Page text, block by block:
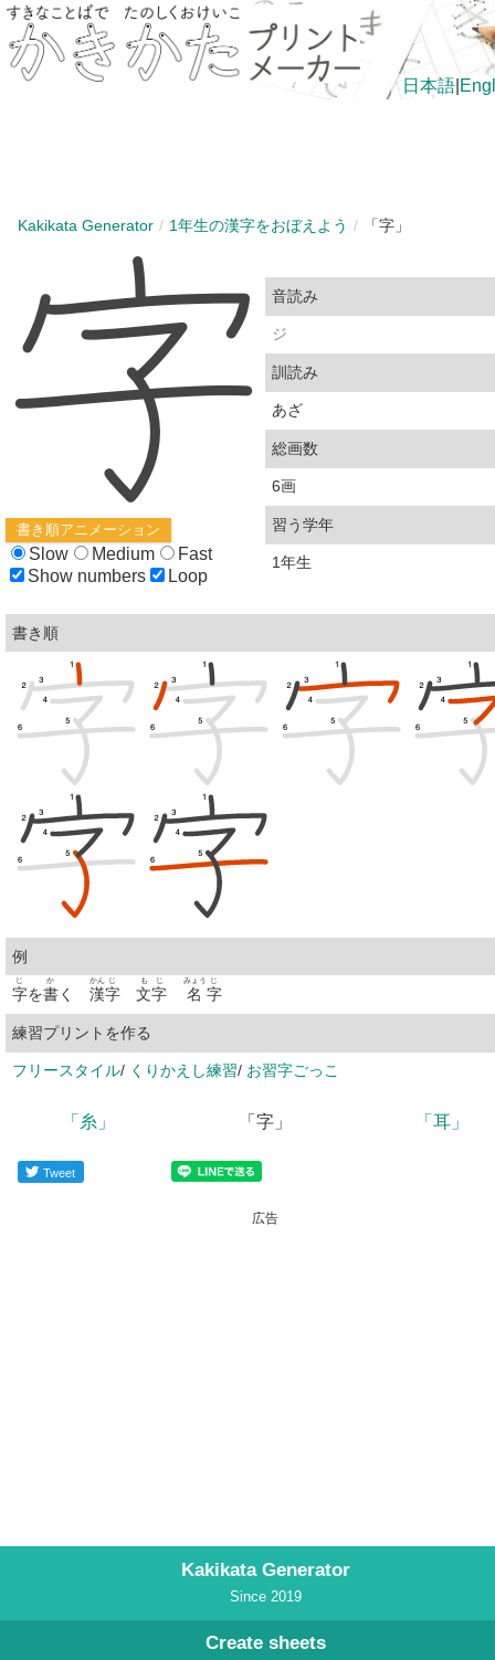
日本語
Kakikata Generator 1年生の漢字をおぼえよう 「字」
書き順アニメーション
Slow Medium
Fast
Show numbers
Loop
音読み
ジ
訓読み
あざ
総画数
6画
習う学年
1年生
書き順
例
字
じ
を書
か
く 漢
かん
字
じ
文
も
字
じ
名
みょう
字
じ
練習プリントを作る
フリースタイル/ くりかえし練習/ お習字ごっこ
「糸」 「字」 「耳」
Tweet
広告
Kakikata Generator
Since 2019
Create sheets